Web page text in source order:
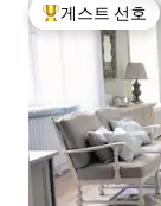
상위 게스트 선호
게스트 선호